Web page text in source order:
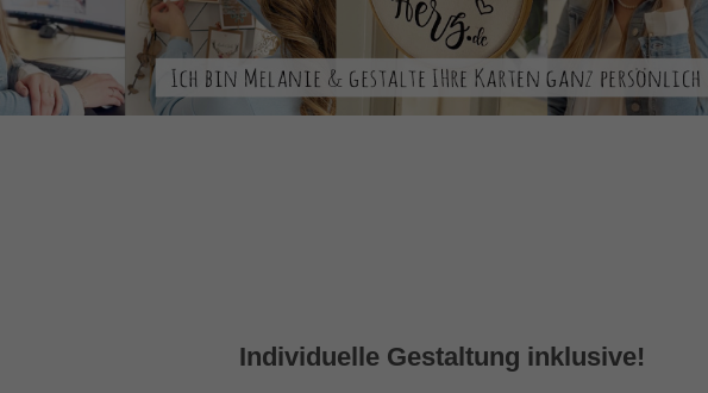
Individuelle Gestaltung inklusive!